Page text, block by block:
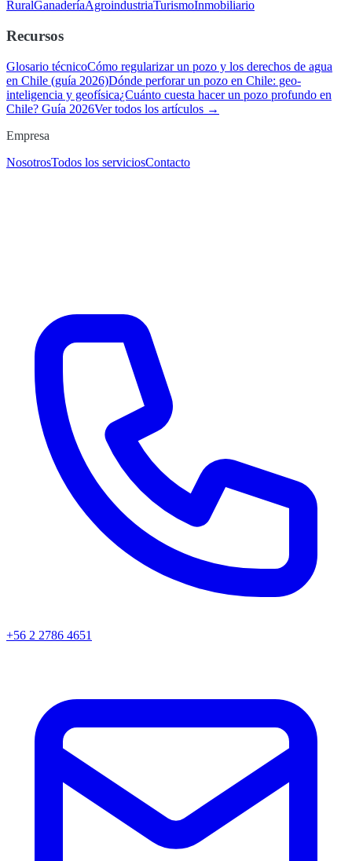
RuralGanaderíaAgroindustriaTurismoInmobiliario
Recursos
Glosario técnicoCómo regularizar un pozo y los derechos de agua
en Chile (guía 2026)Dónde perforar un pozo en Chile: geo-
inteligencia y geofísica¿Cuánto cuesta hacer un pozo profundo en
Chile? Guía 2026Ver todos los artículos →
Empresa
NosotrosTodos los serviciosContacto
+56 2 2786 4651